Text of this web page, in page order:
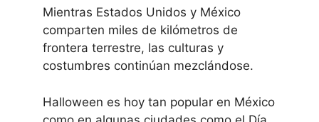
Mientras Estados Unidos y México
comparten miles de kilómetros de
frontera terrestre, las culturas y
costumbres continúan mezclándose.
Halloween es hoy tan popular en México